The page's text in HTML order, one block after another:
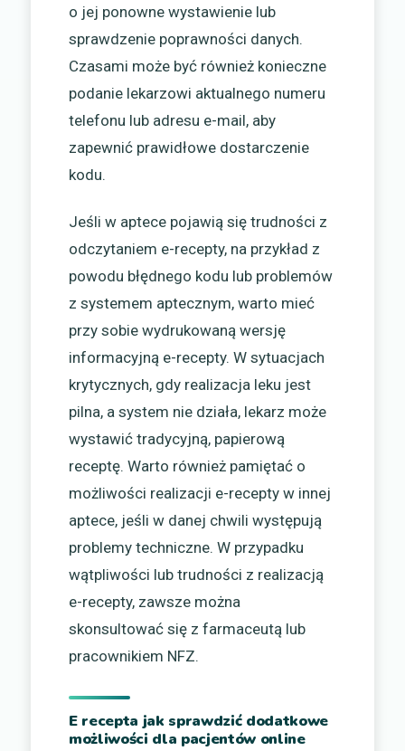
o jej ponowne wystawienie lub
sprawdzenie poprawności danych.
Czasami może być również konieczne
podanie lekarzowi aktualnego numeru
telefonu lub adresu e-mail, aby
zapewnić prawidłowe dostarczenie
kodu.
Jeśli w aptece pojawią się trudności z
odczytaniem e-recepty, na przykład z
powodu błędnego kodu lub problemów
z systemem aptecznym, warto mieć
przy sobie wydrukowaną wersję
informacyjną e-recepty. W sytuacjach
krytycznych, gdy realizacja leku jest
pilna, a system nie działa, lekarz może
wystawić tradycyjną, papierową
receptę. Warto również pamiętać o
możliwości realizacji e-recepty w innej
aptece, jeśli w danej chwili występują
problemy techniczne. W przypadku
wątpliwości lub trudności z realizacją
e-recepty, zawsze można
skonsultować się z farmaceutą lub
pracownikiem NFZ.
E recepta jak sprawdzić dodatkowe
możliwości dla pacjentów online